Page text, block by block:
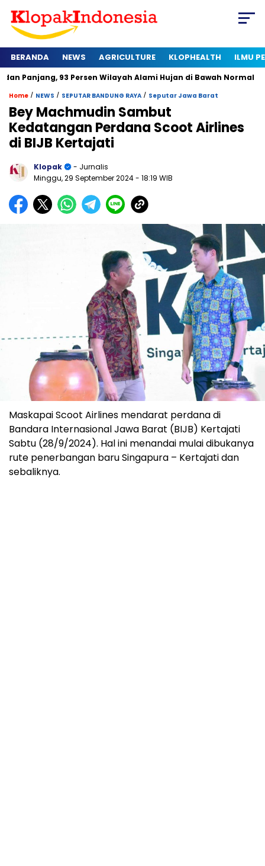
BERANDA NEWS AGRICULTURE KLOPHEALTH ILMU
93 Persen Wilayah Alami Hujan di Bawah Normal Kapan
Home / NEWS / SEPUTAR BANDUNG RAYA / Seputar Jawa Barat
Bey Machmudin Sambut
Kedatangan Perdana Scoot Airlines
di BIJB Kertajati
Klopak
- Jurnalis
Minggu, 29 September 2024- 18:19 WIB
Maskapai Scoot Airlines mendarat perdana di
Bandara Internasional Jawa Barat (BIJB) Kertajati
Sabtu (28/9/2024). Hal ini menandai mulai dibukanya
rute penerbangan baru Singapura – Kertajati dan
sebaliknya.